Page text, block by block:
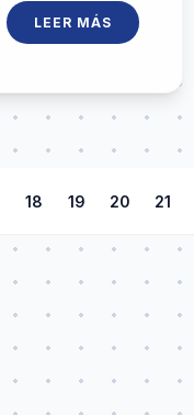
LEER MÁS
18 19 20 21